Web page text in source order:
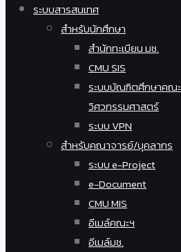
ระบบสารสนเทศ
สำหรับนักศึกษา
สำนักทะเบียน มช.
CMU SIS
ระบบบัณฑิตศึกษาคณะ
วิศวกรรมศาสตร์
ระบบ VPN
สำหรับคณาจารย์/บุคลากร
ระบบ e-Project
e-Document
CMU MIS
อีเมล์คณะฯ
อีเมล์มช.